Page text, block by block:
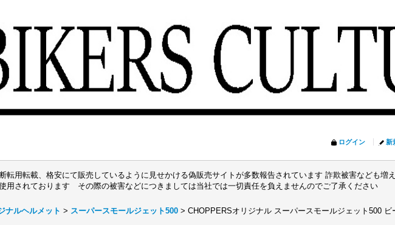
ログイン 新
転用転載、格安にて販売しているように見せかける偽販売サイトが多数報告されています 詐欺被害なども増
用されております その際の被害などにつきましては当社では一切責任を負えませんのでご了承ください
ナルヘルメット > スーパースモールジェット500 > CHOPPERSオリジナル スーパースモールジェット500